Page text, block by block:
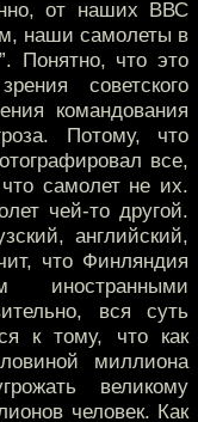
от наших ВВС
наши самолеты в
Понятно, что это
советского
командования
Потому, что
все,
самолет не их.
чей-то другой.
английский,
что Финляндия
иностранными
вся суть
к тому, что как
миллиона
великому
человек. Как